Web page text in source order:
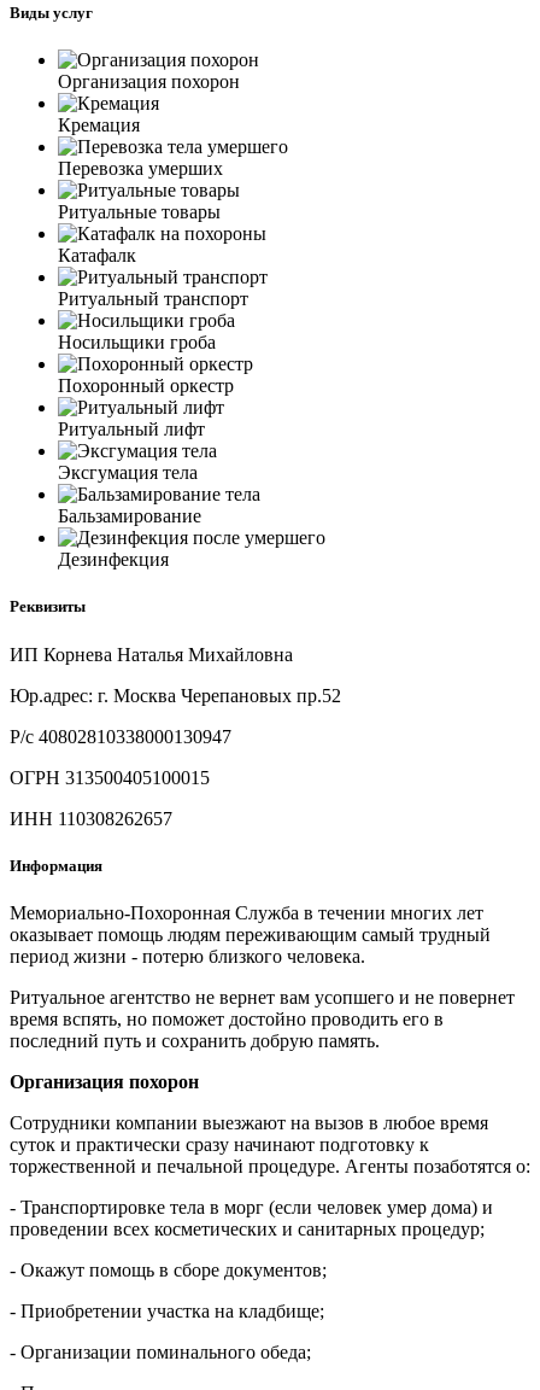
Виды услуг
Организация похорон
Кремация
Перевозка умерших
Ритуальные товары
Катафалк
Ритуальный транспорт
Носильщики гроба
Похоронный оркестр
Ритуальный лифт
Эксгумация тела
Бальзамирование
Дезинфекция
Реквизиты
ИП Корнева Наталья Михайловна
Юр.адрес: г. Москва Черепановых пр.52
Р/с 40802810338000130947
ОГРН 313500405100015
ИНН 110308262657
Информация
Мемориально-Похоронная Служба в течении многих лет
оказывает помощь людям переживающим самый трудный
период жизни - потерю близкого человека.
Ритуальное агентство не вернет вам усопшего и не повернет
время вспять, но поможет достойно проводить его в
последний путь и сохранить добрую память.
Организация похорон
Сотрудники компании выезжают на вызов в любое время
суток и практически сразу начинают подготовку к
торжественной и печальной процедуре. Агенты позаботятся о:
- Транспортировке тела в морг (если человек умер дома) и
проведении всех косметических и санитарных процедур;
- Окажут помощь в сборе документов;
- Приобретении участка на кладбище;
- Организации поминального обеда;